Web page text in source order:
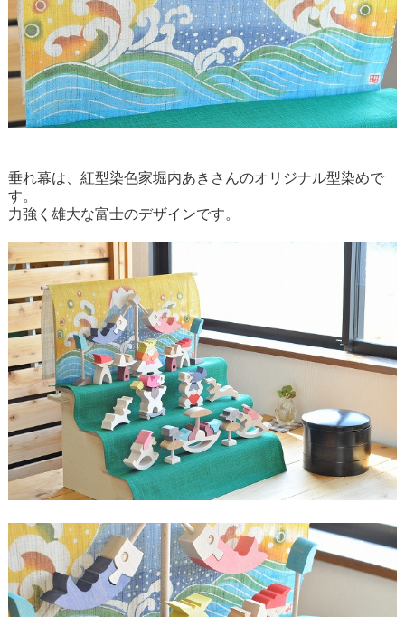
垂れ幕は、紅型染色家堀内あきさんのオリジナル型染めで
す。
力強く雄大な富士のデザインです。